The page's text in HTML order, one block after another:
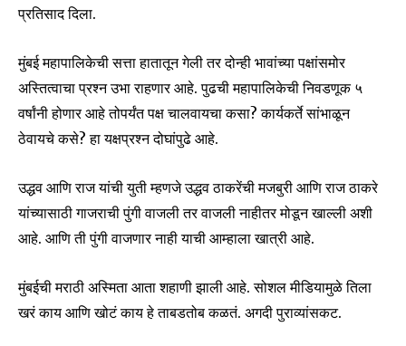
प्रतिसाद दिला.
मुंबई महापालिकेची सत्ता हातातून गेली तर दोन्ही भावांच्या पक्षांसमोर
अस्तित्वाचा प्रश्न उभा राहणार आहे. पुढची महापालिकेची निवडणूक ५
वर्षांनी होणार आहे तोपर्यंत पक्ष चालवायचा कसा? कार्यकर्ते सांभाळून
ठेवायचे कसे? हा यक्षप्रश्न दोघांपुढे आहे.
उद्धव आणि राज यांची युती म्हणजे उद्धव ठाकरेंची मजबुरी आणि राज ठाकरे
यांच्यासाठी गाजराची पुंगी वाजली तर वाजली नाहीतर मोडून खाल्ली अशी
आहे. आणि ती पुंगी वाजणार नाही याची आम्हाला खात्री आहे.
मुंबईची मराठी अस्मिता आता शहाणी झाली आहे. सोशल मीडियामुळे तिला
खरं काय आणि खोटं काय हे ताबडतोब कळतं. अगदी पुराव्यांसकट.